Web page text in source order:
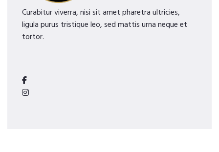
Curabitur viverra, nisi sit amet pharetra ultricies,
ligula purus tristique leo, sed mattis urna neque et
tortor.